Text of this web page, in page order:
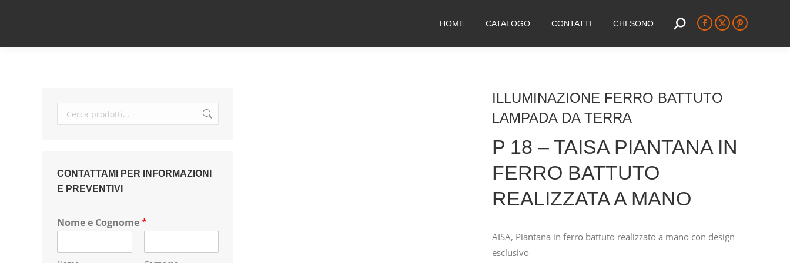
HOME CATALOGO CONTATTI CHI SONO Search: Facebook
page
new
window
X
page
Pinterest
page
ILLUMINAZIONE FERRO BATTUTO
LAMPADA DA TERRA
P 18 – TAISA PIANTANA IN
FERRO BATTUTO
REALIZZATA A MANO
AISA, Piantana in ferro battuto realizzato a mano con design
esclusivo
CONTATTAMI PER INFORMAZIONI
E PREVENTIVI
Nome e Cognome*